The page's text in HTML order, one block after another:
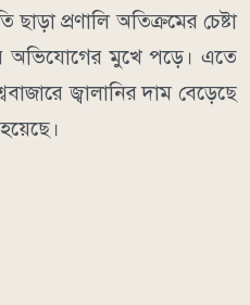
প্রণালি অতিক্রমের চেষ্টা
অভিযোগের মুখে পড়ে। এতে
জ্বালানির দাম বেড়েছে